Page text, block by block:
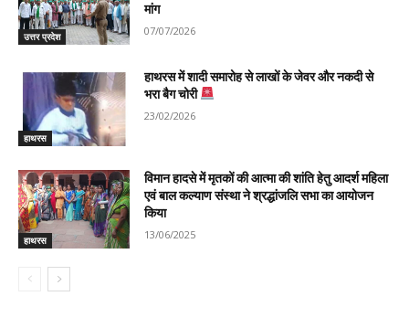
उत्तर प्रदेश
मांग
07/07/2026
हाथरस
हाथरस में शादी समारोह से लाखों के जेवर और नकदी से
भरा बैग चोरी
23/02/2026
हाथरस
विमान हादसे में मृतकों की आत्मा की शांति हेतु आदर्श महिला
एवं बाल कल्याण संस्था ने श्रद्धांजलि सभा का आयोजन
किया
13/06/2025